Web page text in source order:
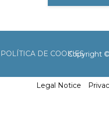
POLÍTICA DE COOKIESCopyright
Legal Notice